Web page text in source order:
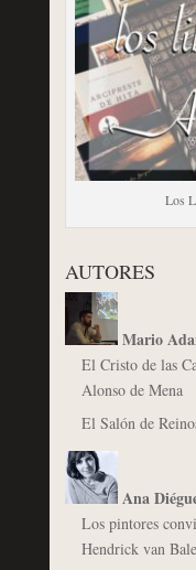
Los
AUTORES
Mario
El Cristo de las
Alonso de Mena
El Salón de
Ana
Los pintores
Hendrick van